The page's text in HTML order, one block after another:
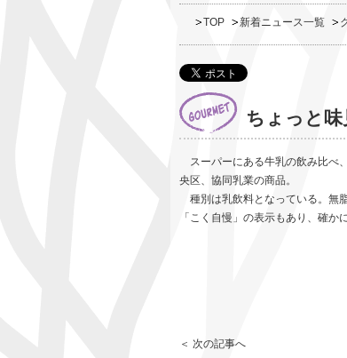
TOP 新着ニュース一覧
ちょっと
スーパーにある牛乳の飲み比べ
央区、協同乳業の商品。
種別は乳飲料となっている。無
「こく自慢」の表示もあり、確
＜ 次の記事へ